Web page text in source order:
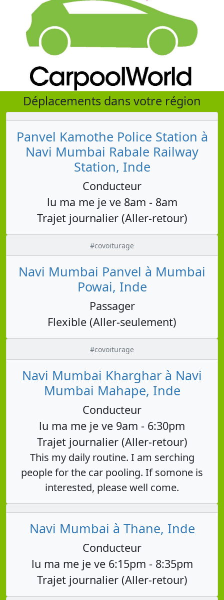
Déplacements dans votre région
Panvel Kamothe Police Station à
Navi Mumbai Rabale Railway
Station, Inde
Conducteur
lu ma me je ve 8am - 8am
Trajet journalier (Aller-retour)
#covoiturage
Navi Mumbai Panvel à Mumbai
Powai, Inde
Passager
Flexible (Aller-seulement)
#covoiturage
Navi Mumbai Kharghar à Navi
Mumbai Mahape, Inde
Conducteur
lu ma me je ve 9am - 6:30pm
Trajet journalier (Aller-retour)
This my daily routine. I am serching
people for the car pooling. If somone is
interested, please well come.
Navi Mumbai à Thane, Inde
Conducteur
lu ma me je ve 6:15pm - 8:35pm
Trajet journalier (Aller-retour)